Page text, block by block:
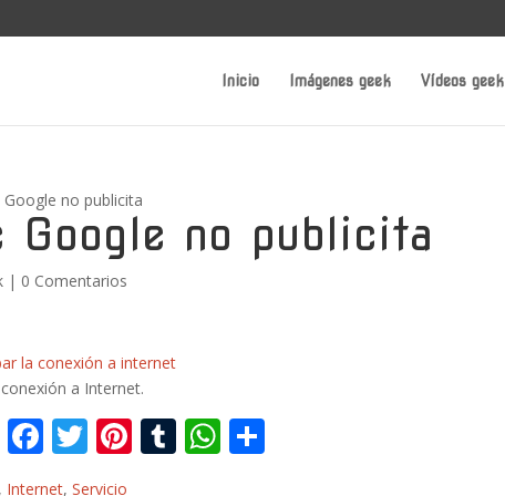
Inicio Imágenes geek Vídeos geek
Google no publicita
Google no publicita
| 0 Comentarios
a Internet.
F
ac
T
w
Pi T W
, Internet,Servicio